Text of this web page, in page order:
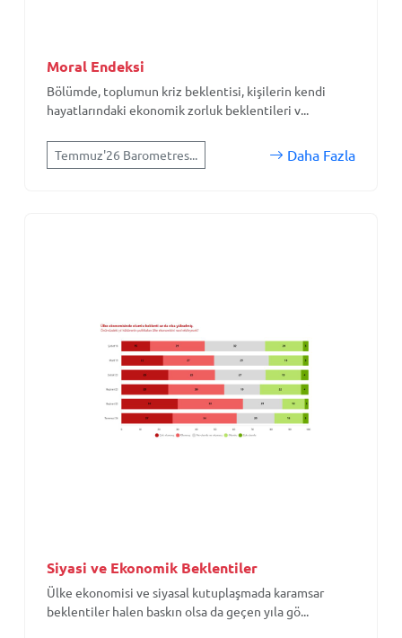
Moral Endeksi
Bölümde, toplumun kriz beklentisi, kişilerin kendi
hayatlarındaki ekonomik zorluk beklentileri v...
Temmuz'26 Barometres... Daha Fazla
Siyasi ve Ekonomik Beklentiler
Ülke ekonomisi ve siyasal kutuplaşmada karamsar
beklentiler halen baskın olsa da geçen yıla gö...